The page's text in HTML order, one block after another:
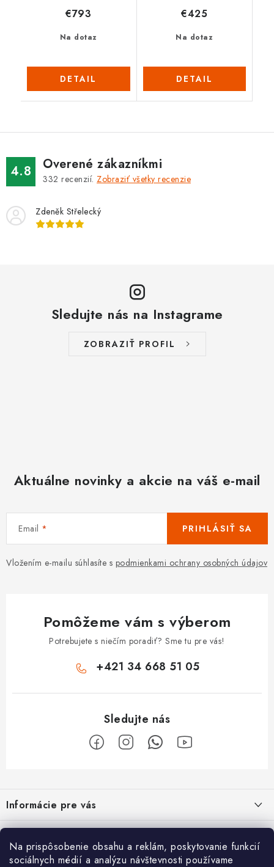
Na prispôsobenie obsahu a reklám, poskytovanie funkcií
sociálnych médií a analýzu návštevnosti používame
Na dotaz
€793
DETAIL
Na dotaz
€425
DETAIL
4.8 Overené zákazníkmi
332 recenzií. Zobraziť všetky recenzie
Zdeněk Střelecký
Sledujte nás na Instagrame
ZOBRAZIŤ PROFIL
Aktuálne novinky a akcie na váš e-mail
Email
Vložením e-mailu súhlasíte s podmienkami ochrany osobných údajov
PRIHLÁSIŤ SA
Pomôžeme vám s výberom
Potrebujete s niečím poradiť? Sme tu pre vás!
+421 34 668 51 05
p
ä
Informácie pre vás
Obchodné podmienky
Odstúpenie od zmluvy
Vyrábame sauny na mieru